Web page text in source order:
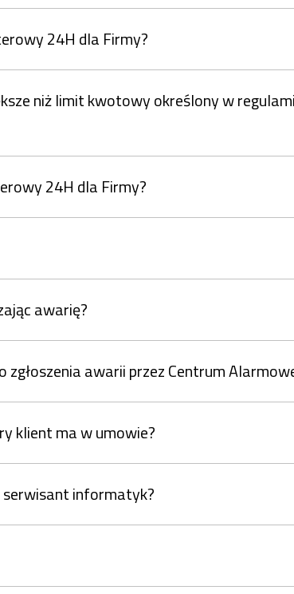
24H dla Firmy?
niż limit kwotowy określony w
24H dla Firmy?
awarię?
awarii przez Centrum
klient ma w umowie?
serwisant informatyk?